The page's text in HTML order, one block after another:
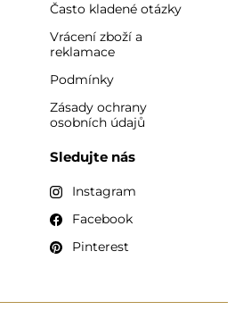
Často kladené otázky
Vrácení zboží a
reklamace
Podmínky
Zásady ochrany
osobních údajů
Sledujte nás
Instagram
Facebook
Pinterest